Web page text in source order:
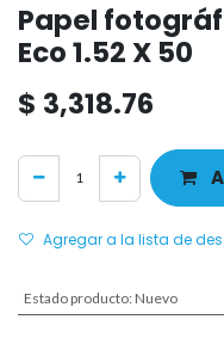
Papel
Eco 1.52 X 50
$ 3,318.76
Agregar a la lista de
Estado producto:Nuevo